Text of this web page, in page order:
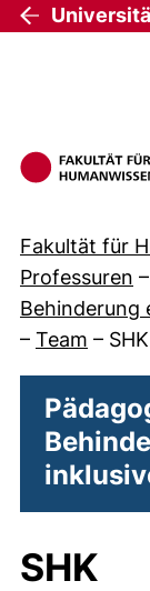
Fakultät für
Professuren –
Behinderung
– Team – SHK
SHK